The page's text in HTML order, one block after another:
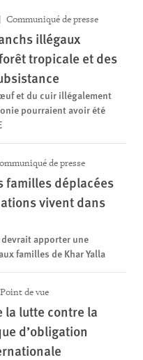
Communiqué de presse
illégaux
tropicale et des
et du cuir illégalement
pourraient avoir été
de presse
familles déplacées
vivent dans
apporter une
familles de Khar Yalla
Point de vue
la lutte contre la
d’obligation